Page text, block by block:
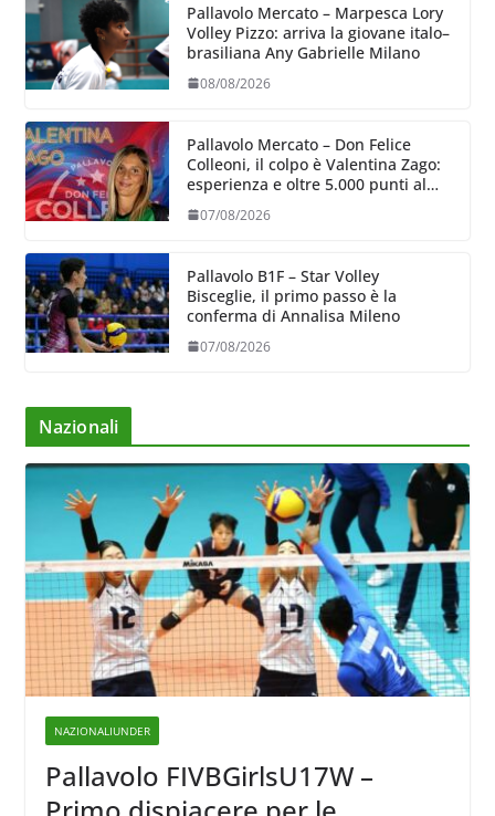
Pallavolo Mercato – Marpesca Lory
Volley Pizzo: arriva la giovane italo–
brasiliana Any Gabrielle Milano
08/08/2026
Pallavolo Mercato – Don Felice
Colleoni, il colpo è Valentina Zago:
esperienza e oltre 5.000 punti al
07/08/2026
Pallavolo B1F – Star Volley
Bisceglie, il primo passo è la
conferma di Annalisa Mileno
07/08/2026
Nazionali
NAZIONALIUNDER
Pallavolo FIVBGirlsU17W –